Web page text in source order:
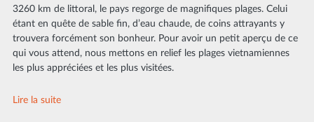
3260 km de littoral, le pays regorge de magnifiques plages. Celui
étant en quête de sable fin, d’eau chaude, de coins attrayants y
trouvera forcément son bonheur. Pour avoir un petit aperçu de ce
qui vous attend, nous mettons en relief les plages vietnamiennes
les plus appréciées et les plus visitées.
Lire la suite